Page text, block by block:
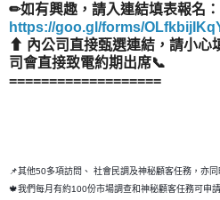
✏如有興趣，請入連結填表報名：
https://goo.gl/forms/
⬆ 內公司直接甄選連結，請小心
司會直接致電約期出席📞
===================
📌其他50多項訪問、 社會民調及神秘顧客任務，亦同
🍁我們每月有約100份市場調查和神秘顧客任務可申